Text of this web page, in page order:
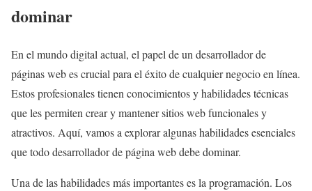
dominar
En el mundo digital actual, el papel de un desarrollador de
páginas web es crucial para el éxito de cualquier negocio en línea.
Estos profesionales tienen conocimientos y habilidades técnicas
que les permiten crear y mantener sitios web funcionales y
atractivos. Aquí, vamos a explorar algunas habilidades esenciales
que todo desarrollador de página web debe dominar.
Una de las habilidades más importantes es la programación. Los